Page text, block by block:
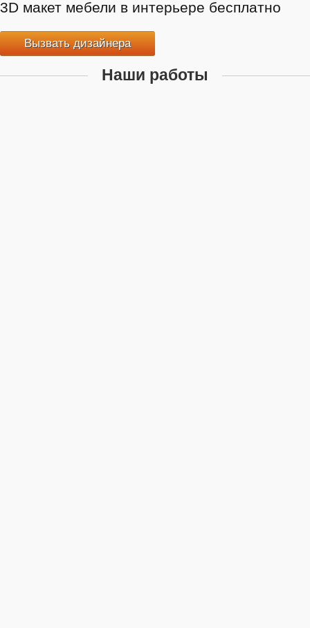
3D макет мебели в интерьере бесплатно
Вызвать дизайнера
Наши работы